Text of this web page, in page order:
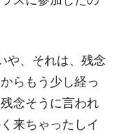
や、それは、残念
らもう少し経っ
念そうに言われ
来ちゃったしイ